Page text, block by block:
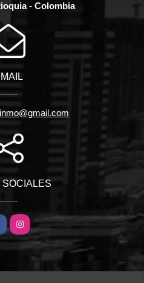
- Colombia
SOCIALES
Instagram